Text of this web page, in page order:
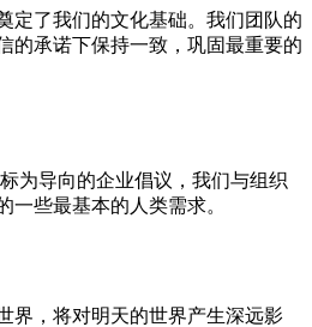
定了我们的文化基础。我们团队的
的承诺下保持一致，巩固最重要的
为导向的企业倡议，我们与组织
一些最基本的人类需求。
界，将对明天的世界产生深远影